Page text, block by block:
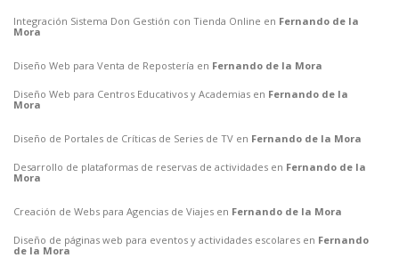
Integración Sistema Don Gestión con Tienda Online en Fernando de la
Mora
Diseño Web para Venta de Repostería en Fernando de la Mora
Diseño Web para Centros Educativos y Academias en Fernando de la
Mora
Diseño de Portales de Críticas de Series de TV en Fernando de la Mora
Desarrollo de plataformas de reservas de actividades en Fernando de la
Mora
Creación de Webs para Agencias de Viajes en Fernando de la Mora
Diseño de páginas web para eventos y actividades escolares en Fernando
de la Mora